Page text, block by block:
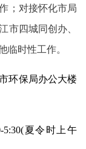
；对接怀化市局
四城同创办、
时性工作。
环保局办公大楼
5:30(夏令时上午